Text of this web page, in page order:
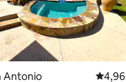
de 5, 165 avaliações
Antonio 4,96
4,96